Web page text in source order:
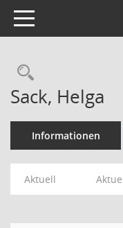
Toggle navigation
Sack, Helga
Informationen
Aktuell